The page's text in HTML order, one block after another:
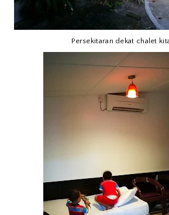
Persekitaran dekat chalet